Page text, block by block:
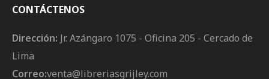
CONTÁCTENOS
Dirección: Jr. Azángaro 1075 - Oficina 205 - Cercado de
Lima
Correo:venta@libreriasgrijley.com